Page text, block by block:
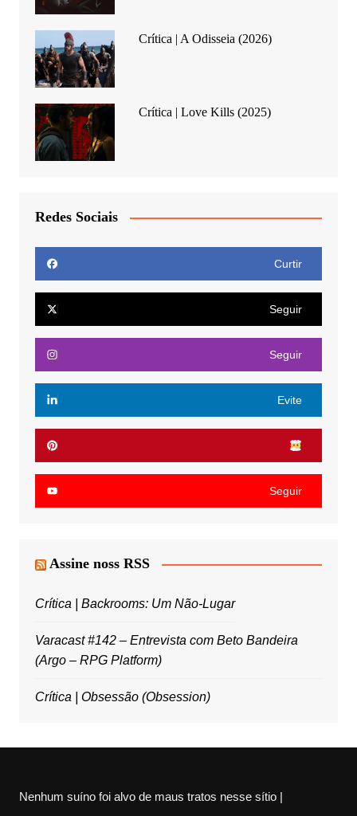
Crítica | A Odisseia (2026)
Crítica | Love Kills (2025)
Redes Sociais
Curtir
Seguir
Seguir
Evite
Seguir
Assine noss RSS
Crítica | Backrooms: Um Não-Lugar
Varacast #142 – Entrevista com Beto Bandeira
(Argo – RPG Platform)
Crítica | Obsessão (Obsession)
Nenhum suíno foi alvo de maus tratos nesse sítio |